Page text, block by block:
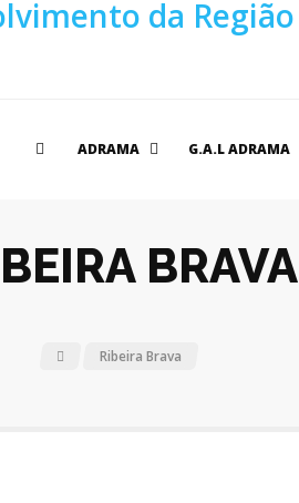
ADRAMA G.A.L ADRAMA
BRAVA
Ribeira Brava